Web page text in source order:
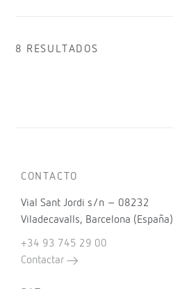
8 RESULTADOS
CONTACTO
Vial Sant Jordi s/n – 08232
Viladecavalls, Barcelona (España)
+34 93 745 29 00
Contactar